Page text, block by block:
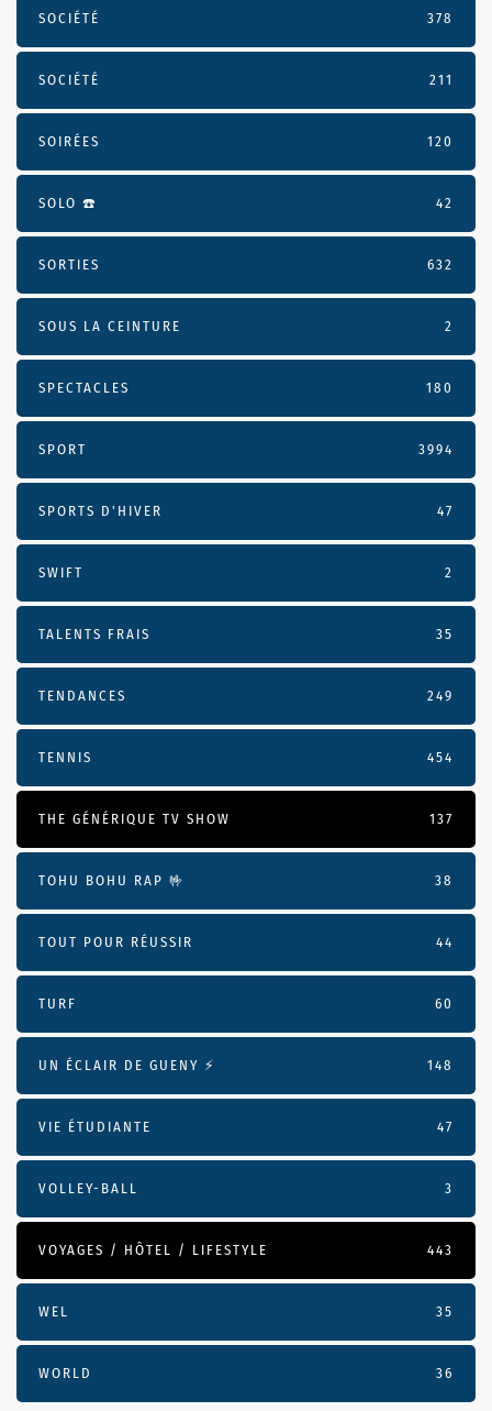
SOCIÉTÉ 378
SOCIÉTÉ 211
SOIRÉES 120
SOLO ☎️ 42
SORTIES 632
SOUS LA CEINTURE 2
SPECTACLES 180
SPORT 3994
SPORTS D'HIVER 47
SWIFT 2
TALENTS FRAIS 35
TENDANCES 249
TENNIS 454
THE GÉNÉRIQUE TV SHOW 137
TOHU BOHU RAP 🤟 38
TOUT POUR RÉUSSIR 44
TURF 60
UN ÉCLAIR DE GUENY ⚡️ 148
VIE ÉTUDIANTE 47
VOLLEY-BALL 3
VOYAGES / HÔTEL / LIFESTYLE 443
WEL 35
WORLD 36